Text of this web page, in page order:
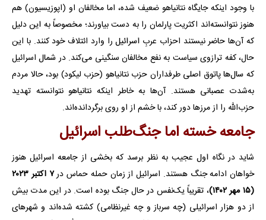
با وجود اینکه جایگاه نتانیاهو ضعیف شده، اما مخالفان او (اپوزیسیون) هم
هنوز نتوانسته‌اند اکثریت پارلمان را به دست بیاورند؛ مخصوصاً به این دلیل
که آن‌ها حاضر نیستند احزاب عربِ اسرائیل را وارد ائتلاف خود کنند. با این
حال، کفه ترازوی سیاست به نفع مخالفان سنگینی می‌کند. در شمال اسرائیل
که سال‌ها پاتوق اصلی طرفداران حزب نتانیاهو (حزب لیکود) بود، حالا مردم
به‌شدت عصبانی هستند. آن‌ها به خاطر اینکه نتانیاهو نتوانسته تهدید
حزب‌الله را از مرزها دور کند، با خشم از او روی برگردانده‌اند.
جامعه خسته اما جنگ‌طلب اسرائیل
شاید در نگاه اول عجیب به نظر برسد که بخشی از جامعه اسرائیل هنوز
خواهان ادامه جنگ هستند. اسرائیل از زمان حمله حماس در
۷ اکتبر ۲۰۲۳
(۱۵ مهر ۱۴۰۲)
، تقریباً یک‌نفس در حال جنگ بوده است. در این مدت بیش
از دو هزار اسرائیلی (چه سرباز و چه غیرنظامی) کشته شده‌اند و شهرهای